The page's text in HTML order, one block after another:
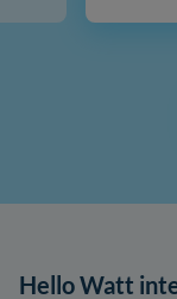
Hello Watt